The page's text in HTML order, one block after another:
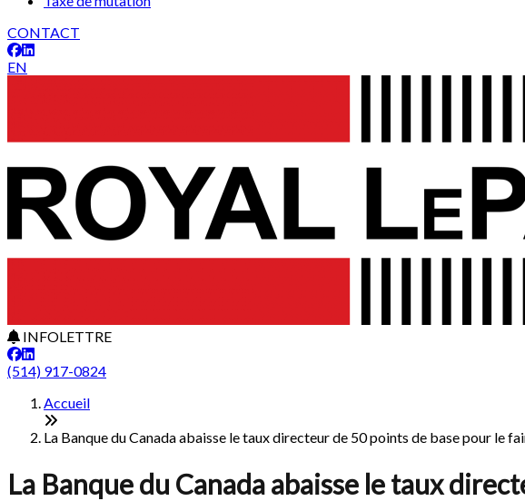
CONTACT
EN
INFOLETTRE
(514) 917-0824
Accueil
La Banque du Canada abaisse le taux directeur de 50 points de base pour le
La Banque du Canada abaisse le taux